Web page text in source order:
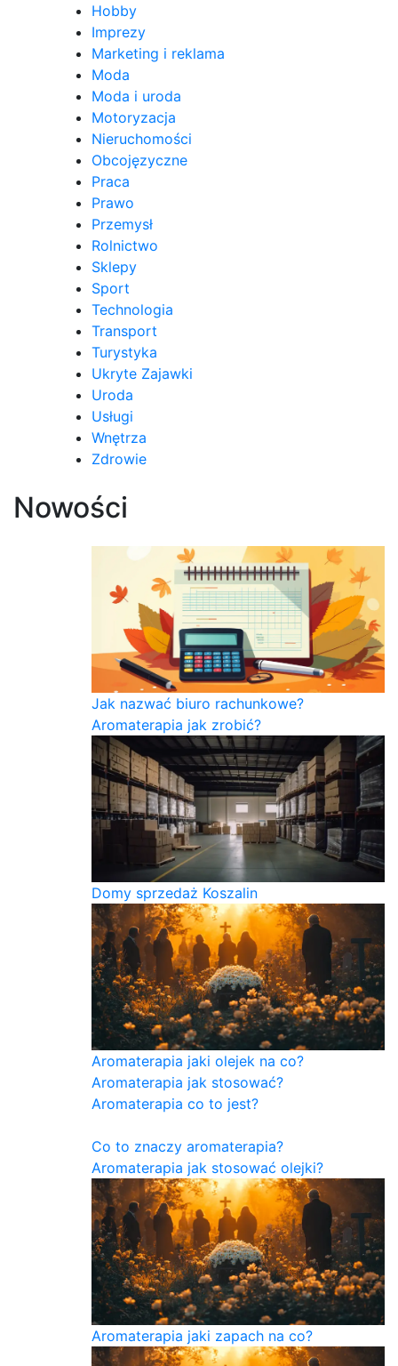
Hobby
Imprezy
Marketing i reklama
Moda
Moda i uroda
Motoryzacja
Nieruchomości
Obcojęzyczne
Praca
Prawo
Przemysł
Rolnictwo
Sklepy
Sport
Technologia
Transport
Turystyka
Ukryte Zajawki
Uroda
Usługi
Wnętrza
Zdrowie
Nowości
Jak nazwać biuro rachunkowe?
Aromaterapia jak zrobić?
Domy sprzedaż Koszalin
Aromaterapia jaki olejek na co?
Aromaterapia jak stosować?
Aromaterapia co to jest?
Co to znaczy aromaterapia?
Aromaterapia jak stosować olejki?
Aromaterapia jaki zapach na co?